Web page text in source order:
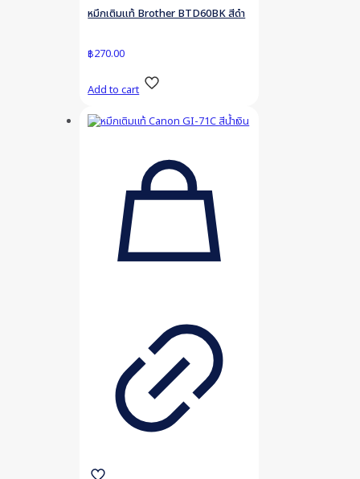
หมึกเติมแท้ Brother BTD60BK สีดำ
฿270.00
Add to cart